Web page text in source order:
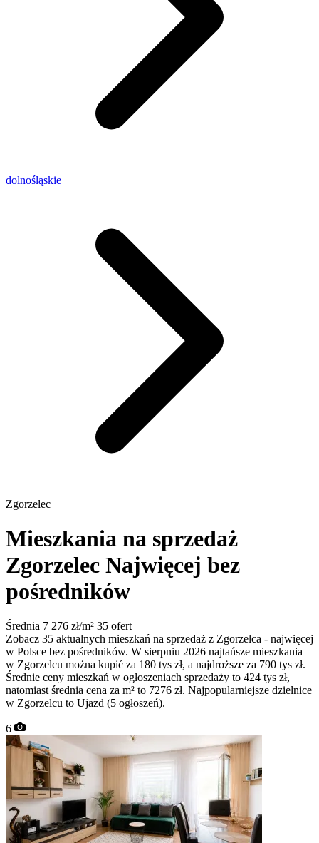
dolnośląskie
Zgorzelec
Mieszkania na sprzedaż
Zgorzelec Najwięcej bez
pośredników
Średnia 7 276 zł/m² 35 ofert
Zobacz 35 aktualnych mieszkań na sprzedaż z Zgorzelca - najwięcej
w Polsce bez pośredników. W sierpniu 2026 najtańsze mieszkania
w Zgorzelcu można kupić za 180 tys zł, a najdroższe za 790 tys zł.
Średnie ceny mieszkań w ogłoszeniach sprzedaży to 424 tys zł,
natomiast średnia cena za m² to 7276 zł. Najpopularniejsze dzielnice
w Zgorzelcu to Ujazd (5 ogłoszeń).
6